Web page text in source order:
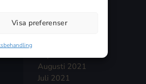
Visa preferenser
December 2021
Augusti 2021
Juli 2021